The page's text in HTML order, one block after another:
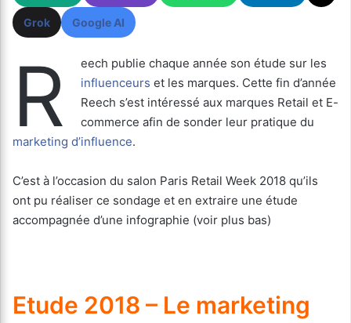
Grok Google AI
R
eech publie chaque année son étude sur les
influenceurs et les marques. Cette fin d’année
Reech s’est intéressé aux marques Retail et E-
commerce afin de sonder leur pratique du
marketing d’influence.
C’est à l’occasion du salon Paris Retail Week 2018 qu’ils
ont pu réaliser ce sondage et en extraire une étude
accompagnée d’une infographie (voir plus bas)
Etude 2018 – Le marketing